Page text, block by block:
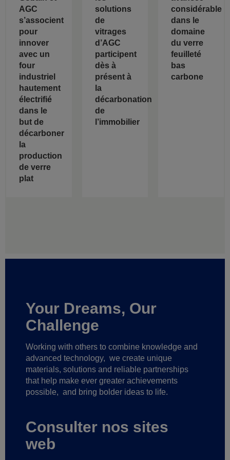
AGC
s’associent
pour
innover
avec un
four
industriel
hautement
électrifié
dans le
but de
décarboner
la
production
de verre
plat
solutions
de
vitrages
d’AGC
participent
dès à
présent à
la
décarbonation
de
l’immobilier
considérable
dans le
domaine
du verre
feuilleté
bas
carbone
Your Dreams, Our
Challenge
Working with others to combine knowledge and
advanced technology, we create unique
materials, solutions and reliable partnerships
that help make ever greater achievements
possible, and bring bolder ideas to life.
Consulter nos sites
web